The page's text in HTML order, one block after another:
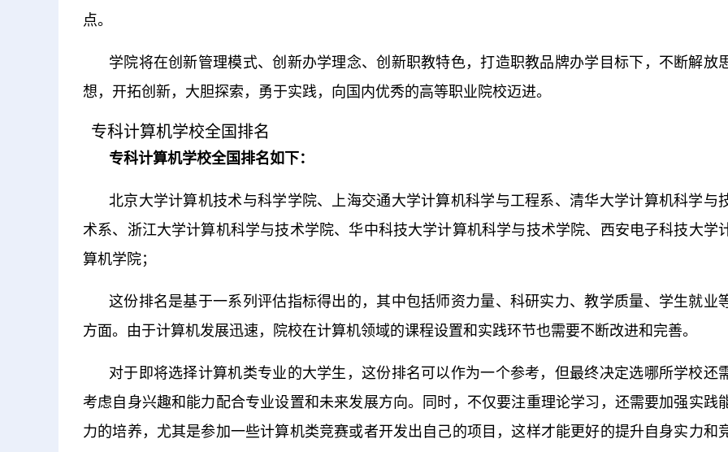
点。
学院将在创新管理模式、创新办学理念、创新职教特色，打造职教品牌办学目标下，不断解放
想，开拓创新，大胆探索，勇于实践，向国内优秀的高等职业院校迈进。
专科计算机学校全国排名
专科计算机学校全国排名如下：
北京大学计算机技术与科学学院、上海交通大学计算机科学与工程系、清华大学计算机科学与
术系、浙江大学计算机科学与技术学院、华中科技大学计算机科学与技术学院、西安电子科技大学
算机学院；
这份排名是基于一系列评估指标得出的，其中包括师资力量、科研实力、教学质量、学生就业
方面。由于计算机发展迅速，院校在计算机领域的课程设置和实践环节也需要不断改进和完善。
对于即将选择计算机类专业的大学生，这份排名可以作为一个参考，但最终决定选哪所学校还
考虑自身兴趣和能力配合专业设置和未来发展方向。同时，不仅要注重理论学习，还需要加强实践
力的培养，尤其是参加一些计算机类竞赛或者开发出自己的项目，这样才能更好的提升自身实力和